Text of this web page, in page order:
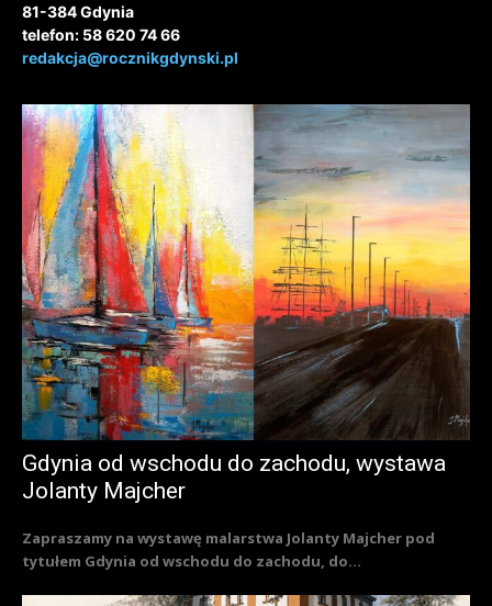
81-384 Gdynia
telefon: 58 620 74 66
redakcja@rocznikgdynski.pl
Gdynia od wschodu do zachodu, wystawa
Jolanty Majcher
Zapraszamy na wystawę malarstwa Jolanty Majcher pod
tytułem Gdynia od wschodu do zachodu, do...